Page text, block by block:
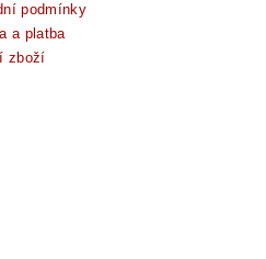
podmínky
a platba
zboží